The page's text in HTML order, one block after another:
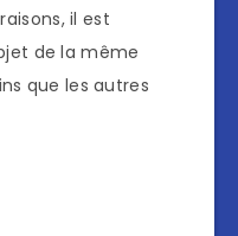
il est
de la même
que les autres